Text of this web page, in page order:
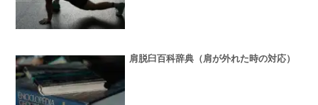
肩脱臼百科辞典（肩が外れた時の対応）